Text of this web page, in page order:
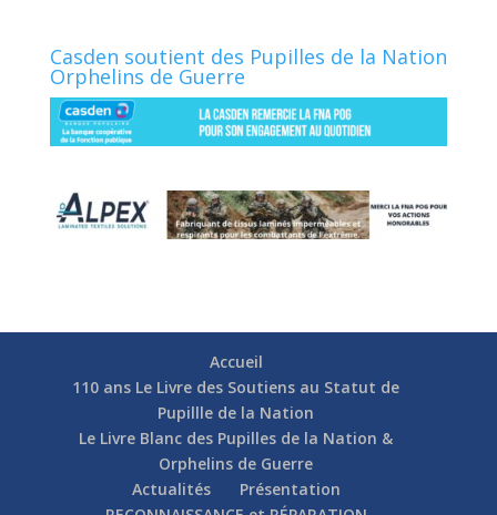
Casden soutient des Pupilles de la Nation
Orphelins de Guerre
Accueil
110 ans Le Livre des Soutiens au Statut de
Pupillle de la Nation
Le Livre Blanc des Pupilles de la Nation &
Orphelins de Guerre
Actualités
Présentation